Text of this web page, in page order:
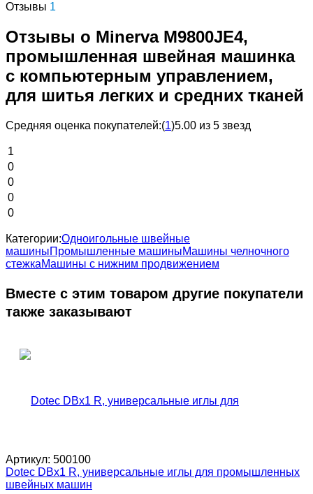
Отзывы 1
Отзывы о Minerva M9800JE4,
промышленная швейная машинка
с компьютерным управлением,
для шитья легких и средних тканей
Средняя оценка покупателей:(1)5.00 из 5 звезд
1
0
0
0
0
Категории:Одноигольные швейные
машиныПромышленные машиныМашины челночного
стежкаМашины с нижним продвижением
Вместе с этим товаром другие покупатели
также заказывают
Артикул: 500100
Dotec DBx1 R, универсальные иглы для промышленных
швейных машин